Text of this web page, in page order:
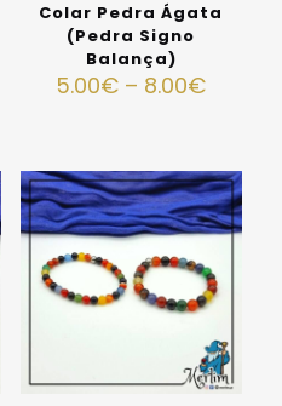
Colar Pedra Ágata
(Pedra Signo
Balança)
5.00€ – 8.00€